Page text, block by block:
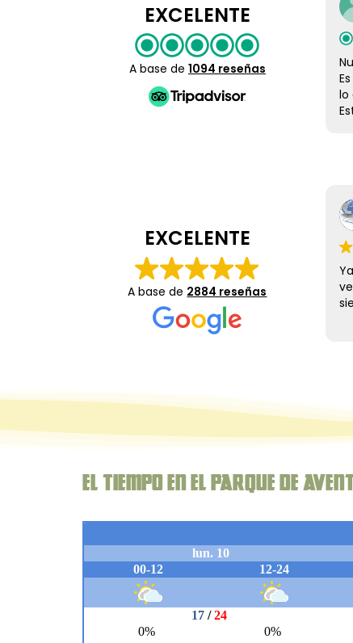
EXCELENTE
A base de 1094 reseñas
Es la
lo
me
tipo
los
EXCELENTE
A base de 2884 reseñas
9 Agosto 2026
Ya he perdido la
veces que hemos
Muy recomendable.
El Tiempo en el parque de